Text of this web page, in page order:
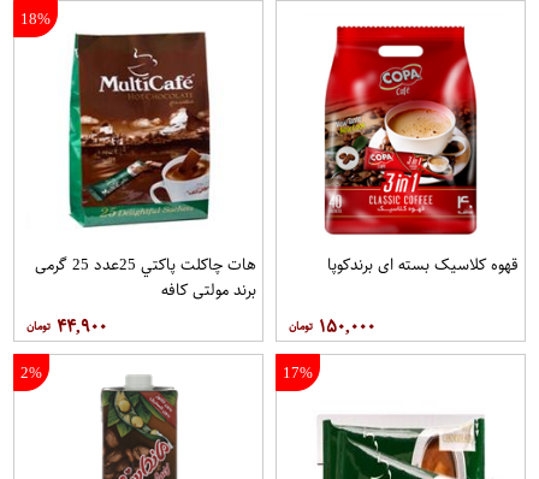
قهوه کلاسيک بسته ای برندکوپا
۱۵۰,۰۰۰
18%
هات چاکلت پاکتي 25عدد 25 گرمی
برند مولتي کافه
۴۴,۹۰۰
17%
2%